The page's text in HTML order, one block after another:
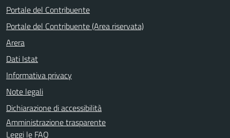
Portale del Contribuente
Portale del Contribuente (Area riservata)
Arera
Dati Istat
Informativa privacy
Note legali
Dichiarazione di accessibilità
Amministrazione trasparente
Leggi le FAQ